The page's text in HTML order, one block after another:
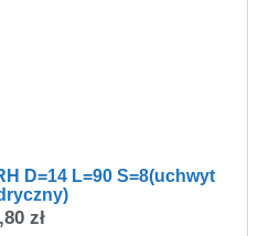
D=14 L=90 S=8(uchwyt
zł